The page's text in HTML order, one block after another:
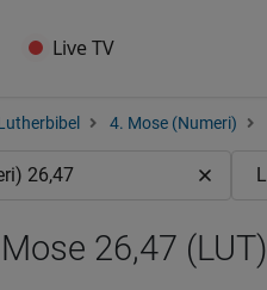
Live TV
4. Mose (Numeri)
26,47 (LUT)